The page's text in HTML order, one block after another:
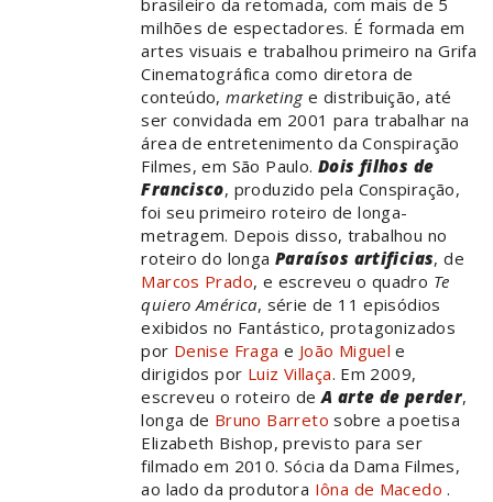
brasileiro da retomada, com mais de 5
milhões de espectadores. É formada em
artes visuais e trabalhou primeiro na Grifa
Cinematográfica como diretora de
conteúdo,marketinge distribuição, até
ser convidada em 2001 para trabalhar na
área de entretenimento da Conspiração
Filmes, em São Paulo. Dois filhos de
Francisco, produzido pela Conspiração,
foi seu primeiro roteiro de longa-
metragem. Depois disso, trabalhou no
roteiro do longa Paraísos artificias, de
Marcos Prado, e escreveu o quadro Te
quiero América, série de 11 episódios
exibidos no Fantástico, protagonizados
por Denise Fraga e João Miguel e
dirigidos por Luiz Villaça. Em 2009,
escreveu o roteiro deA arte de perder,
longa de Bruno Barreto sobre a poetisa
Elizabeth Bishop, previsto para ser
filmado em 2010. Sócia da Dama Filmes,
ao lado da produtora Iôna de Macedo.